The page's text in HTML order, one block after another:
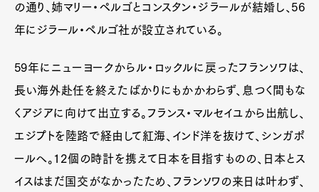
の通り、姉マリー・ペルゴとコンスタン・ジラールが結婚し、56
年にジラール・ペルゴ社が設立されている。
59年にニューヨークからル・ロックルに戻ったフランソワは、
長い海外赴任を終えたばかりにもかかわらず、息つく間もな
くアジアに向けて出立する。フランス・マルセイユから出航し、
エジプトを陸路で経由して紅海、インド洋を抜けて、シンガポ
ールへ。12個の時計を携えて日本を目指すものの、日本とス
イスはまだ国交がなかったため、フランソワの来日は叶わず、